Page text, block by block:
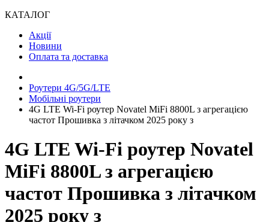
КАТАЛОГ
Акції
Новини
Оплата та доставка
Роутери 4G/5G/LTE
Мобільні роутери
4G LTE Wi-Fi роутер Novatel MiFi 8800L з агрегацією
частот Прошивка з літачком 2025 року з
4G LTE Wi-Fi роутер Novatel
MiFi 8800L з агрегацією
частот Прошивка з літачком
2025 року з